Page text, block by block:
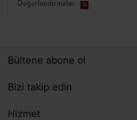
Değerlendirmeler 0
Bültene abone ol
Bizi takip edin
Hizmet